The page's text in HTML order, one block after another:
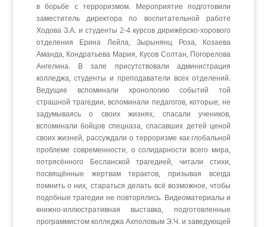
в борьбе с терроризмом. Мероприятие подготовили
заместитель директора по воспитательной работе
Ходова З.А. и студенты 2-4 курсов дирижёрско-хорового
отделения Ерина Лейла, Зырынянц Роза, Козаева
Аманда, Кондратьева Мария, Кусов Солтан, Погорелова
Ангелина. В зале присутствовали администрация
колледжа, студенты и преподаватели всех отделений.
Ведущие вспоминали хронологию событий той
страшной трагедии, вспоминали педагогов, которые, не
задумываясь о своих жизнях, спасали учеников,
вспоминали бойцов спецназа, спасавших детей ценой
своих жизней, рассуждали о терроризме как глобальной
проблеме современности, о солидарности всего мира,
потрясённого Бесланской трагедией, читали стихи,
посвящённые жертвам терактов, призывая всегда
помнить о них, стараться делать всё возможное, чтобы
подобные трагедии не повторялись. Видеоматериалы и
книжно-иллюстративная выставка, подготовленные
программистом колледжа Ахполовым Э.Ч. и заведующей